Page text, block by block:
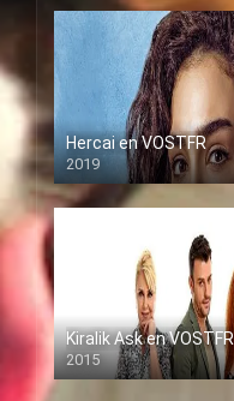
Hercai en VOSTFR
2019
Kiralik Ask en VOSTFR
2015